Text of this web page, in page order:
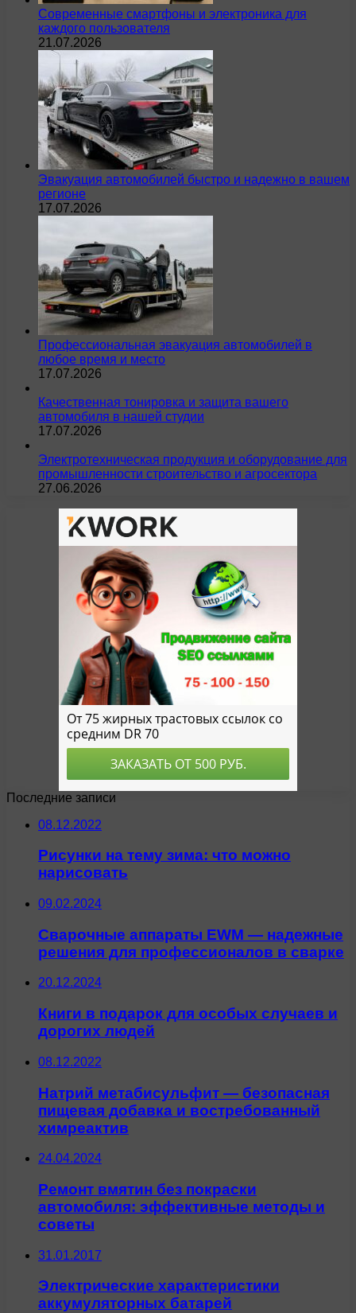
Современные смартфоны и электроника для
каждого пользователя
21.07.2026
Эвакуация автомобилей быстро и надежно в вашем
регионе
17.07.2026
Профессиональная эвакуация автомобилей в
любое время и место
17.07.2026
Качественная тонировка и защита вашего
автомобиля в нашей студии
17.07.2026
Электротехническая продукция и оборудование для
промышленности строительство и агросектора
27.06.2026
Последние записи
08.12.2022
Рисунки на тему зима: что можно
нарисовать
09.02.2024
Сварочные аппараты EWM — надежные
решения для профессионалов в сварке
20.12.2024
Книги в подарок для особых случаев и
дорогих людей
08.12.2022
Натрий метабисульфит — безопасная
пищевая добавка и востребованный
химреактив
24.04.2024
Ремонт вмятин без покраски
автомобиля: эффективные методы и
советы
31.01.2017
Электрические характеристики
аккумуляторных батарей